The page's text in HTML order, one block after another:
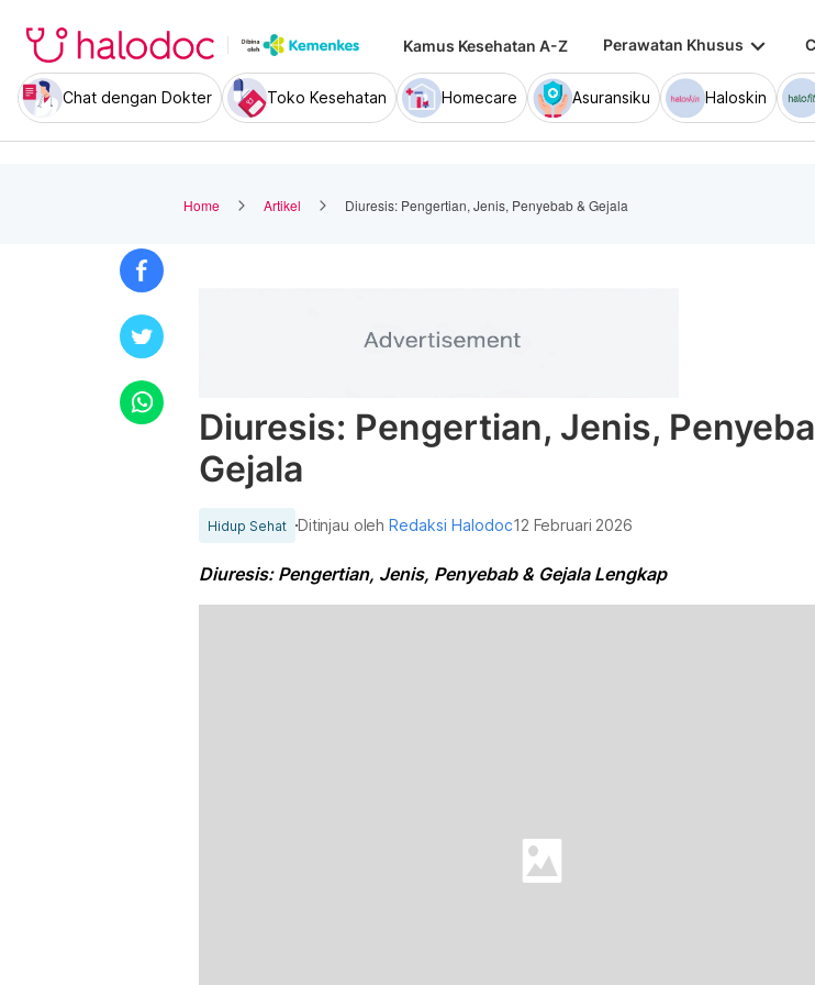
Kamus Kesehatan A-Z Perawatan Khusus keyboard_arrow_down
Chat dengan Dokter Toko Kesehatan Homecare Asuransiku Haloskin
Home Artikel Diuresis: Pengertian, Jenis, Penyebab & Gejala
Diuresis: Pengertian, Jenis,
Gejala
Hidup Sehat Ditinjau olehRedaksi Halodoc12 Februari 2026
Diuresis: Pengertian, Jenis, Penyebab & Gejala Lengkap